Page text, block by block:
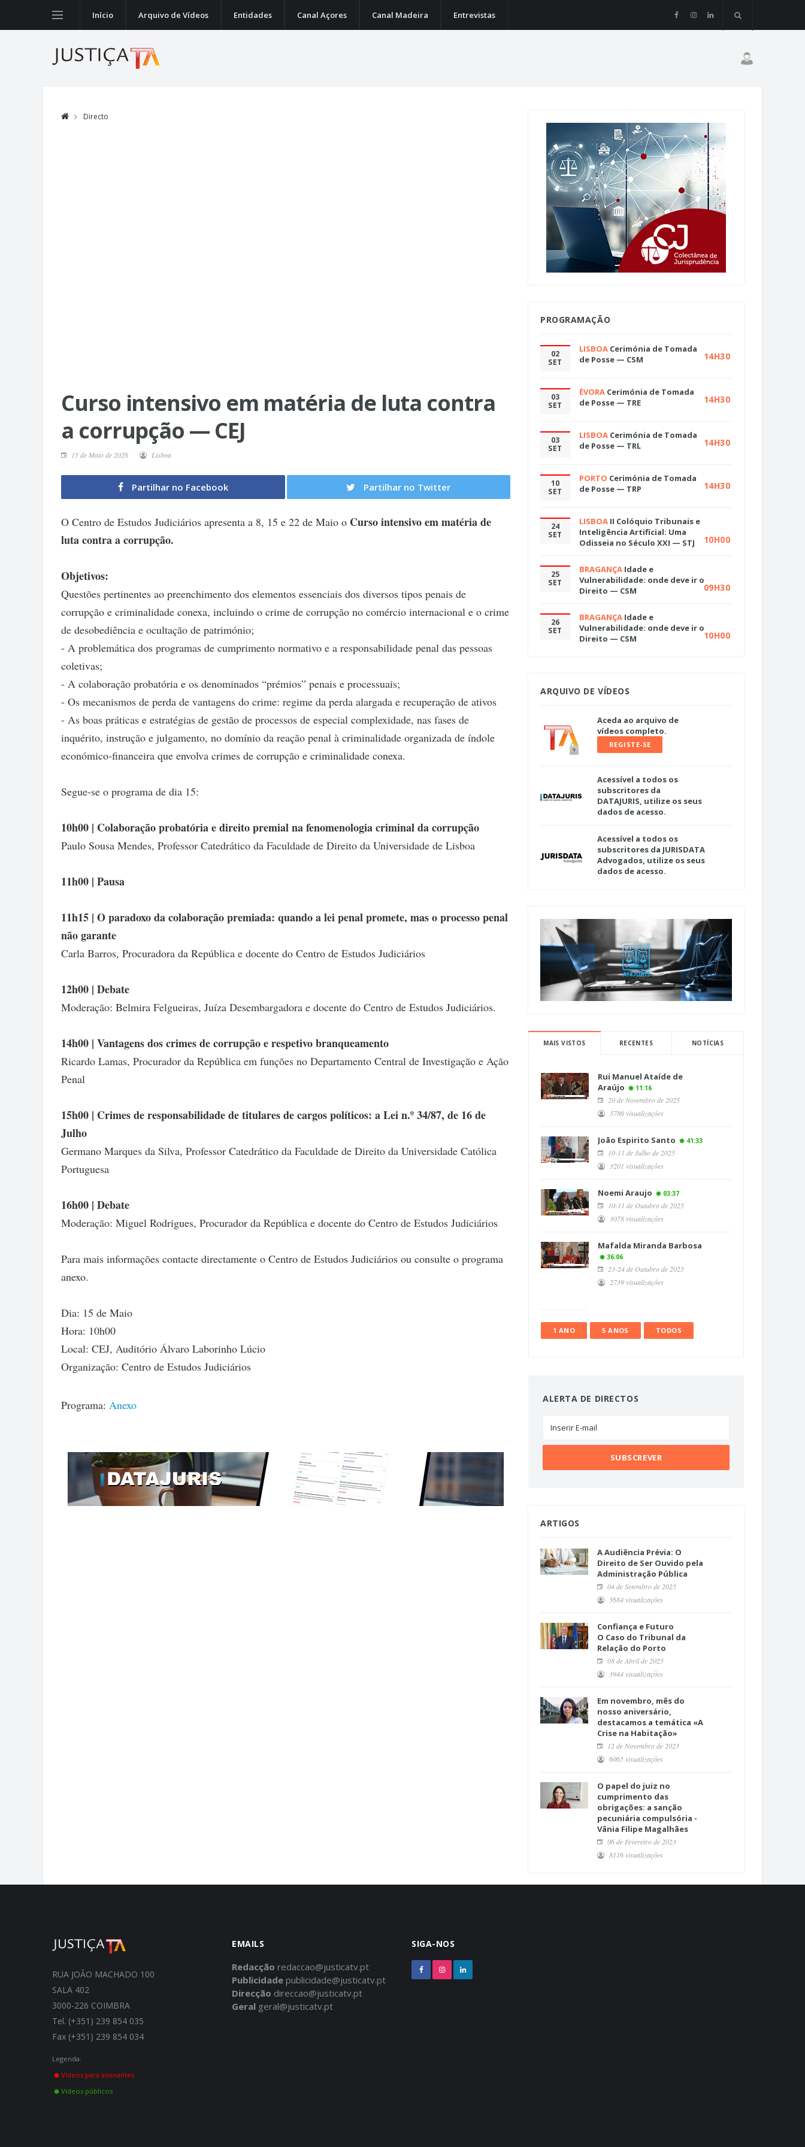
Início Arquivo de Vídeos Entidades Canal Açores Canal Madeira Entrevistas
Directo
Curso intensivo em matéria de luta contra
a corrupção — CEJ
15 de Maio de 2026 Lisboa
Partilhar no Facebook Partilhar no Twitter
O Centro de Estudos Judiciários apresenta a 8, 15 e 22 de Maio o Curso intensivo em matéria de
luta contra a corrupção.
Objetivos:
Questões pertinentes ao preenchimento dos elementos essenciais dos diversos tipos penais de
corrupção e criminalidade conexa, incluindo o crime de corrupção no comércio internacional e o crime
de desobediência e ocultação de património;
- A problemática dos programas de cumprimento normativo e a responsabilidade penal das pessoas
coletivas;
- A colaboração probatória e os denominados “prémios” penais e processuais;
- Os mecanismos de perda de vantagens do crime: regime da perda alargada e recuperação de ativos
- As boas práticas e estratégias de gestão de processos de especial complexidade, nas fases de
inquérito, instrução e julgamento, no domínio da reação penal à criminalidade organizada de índole
económico-financeira que envolva crimes de corrupção e criminalidade conexa.
Segue-se o programa de dia 15:
10h00 | Colaboração probatória e direito premial na fenomenologia criminal da corrupção
Paulo Sousa Mendes, Professor Catedrático da Faculdade de Direito da Universidade de Lisboa
11h00 | Pausa
11h15 | O paradoxo da colaboração premiada: quando a lei penal promete, mas o processo penal
não garante
Carla Barros, Procuradora da República e docente do Centro de Estudos Judiciários
12h00 | Debate
Moderação: Belmira Felgueiras, Juíza Desembargadora e docente do Centro de Estudos Judiciários.
14h00 | Vantagens dos crimes de corrupção e respetivo branqueamento
Ricardo Lamas, Procurador da República em funções no Departamento Central de Investigação e Ação
Penal
15h00 | Crimes de responsabilidade de titulares de cargos políticos: a Lei n.º 34/87, de 16 de
Julho
Germano Marques da Silva, Professor Catedrático da Faculdade de Direito da Universidade Católica
Portuguesa
16h00 | Debate
Moderação: Miguel Rodrigues, Procurador da República e docente do Centro de Estudos Judiciários
Para mais informações contacte directamente o Centro de Estudos Judiciários ou consulte o programa
anexo.
Dia: 15 de Maio
Hora: 10h00
Local: CEJ, Auditório Álvaro Laborinho Lúcio
Organização: Centro de Estudos Judiciários
Programa: Anexo
PROGRAMAÇÃO
02
SET
LISBOA Cerimónia de Tomada
de Posse — CSM
14H30
03
SET
ÉVORA Cerimónia de Tomada
de Posse — TRE
14H30
03
SET
LISBOA Cerimónia de Tomada
de Posse — TRL
14H30
10
SET
PORTO Cerimónia de Tomada
de Posse — TRP
14H30
24
SET
LISBOA II Colóquio Tribunais e
Inteligência Artificial: Uma
Odisseia no Século XXI — STJ
10H00
25
SET
BRAGANÇA Idade e
Vulnerabilidade: onde deve ir o
Direito — CSM
09H30
26
SET
BRAGANÇA Idade e
Vulnerabilidade: onde deve ir o
Direito — CSM
10H00
ARQUIVO DE VÍDEOS
Aceda ao arquivo de
vídeos completo.
REGISTE-SE
Acessível a todos os
subscritores da
DATAJURIS, utilize os seus
dados de acesso.
Acessível a todos os
subscritores da JURISDATA
Advogados, utilize os seus
dados de acesso.
MAIS VISTOS RECENTES NOTÍCIAS
Rui Manuel Ataíde de
Araújo
11:16
20 de Novembro de 2025
5786 visualizações
João Espirito Santo 41:33
10-11 de Julho de 2025
3201 visualizações
Noemi Araujo 03:37
10-11 de Outubro de 2025
3078 visualizações
Mafalda Miranda Barbosa
36:06
23-24 de Outubro de 2025
2739 visualizações
1 ANO 5 ANOS TODOS
ALERTA DE DIRECTOS
ARTIGOS
A Audiência Prévia: O
Direito de Ser Ouvido pela
Administração Pública
04 de Setembro de 2025
5684 visualizações
Confiança e Futuro
O Caso do Tribunal da
Relação do Porto
08 de Abril de 2025
3944 visualizações
Em novembro, mês do
nosso aniversário,
destacamos a temática «A
Crise na Habitação»
12 de Novembro de 2023
6065 visualizações
O papel do juiz no
cumprimento das
obrigações: a sanção
pecuniária compulsória -
Vânia Filipe Magalhães
06 de Fevereiro de 2023
8116 visualizações
RUA JOÃO MACHADO 100
SALA 402
3000-226 COIMBRA
Tel. (+351) 239 854 035
Fax (+351) 239 854 034
Legenda:
Vídeos para assinantes
Vídeos públicos
EMAILS
Redacção redaccao@justicatv.pt
Publicidade publicidade@justicatv.pt
Direcção direccao@justicatv.pt
Geral geral@justicatv.pt
SIGA-NOS